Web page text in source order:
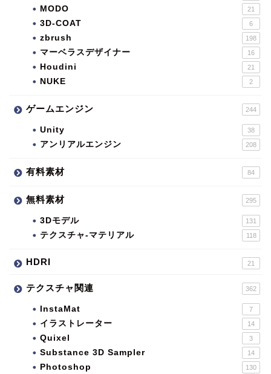
MODO 21
3D-COAT 6
zbrush 198
マーベラスデザイナー 16
Houdini 21
NUKE 2
ゲームエンジン 244
Unity 38
アンリアルエンジン 208
有料素材 84
無料素材 295
3Dモデル 131
テクスチャ-マテリアル 118
HDRI 21
テクスチャ関連 362
InstaMat 7
イラストレーター 14
Quixel 3
Substance 3D Sampler 14
Photoshop 130